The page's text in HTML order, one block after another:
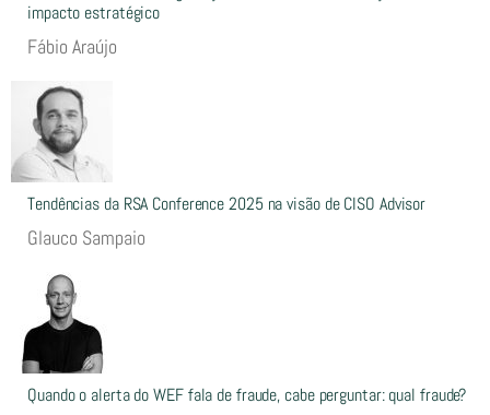
impacto estratégico
Fábio Araújo
Tendências da RSA Conference 2025 na visão de CISO Advisor
Glauco Sampaio
Quando o alerta do WEF fala de fraude, cabe perguntar: qual fraude?